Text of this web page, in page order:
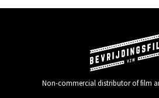
Non-commercial distributor of film